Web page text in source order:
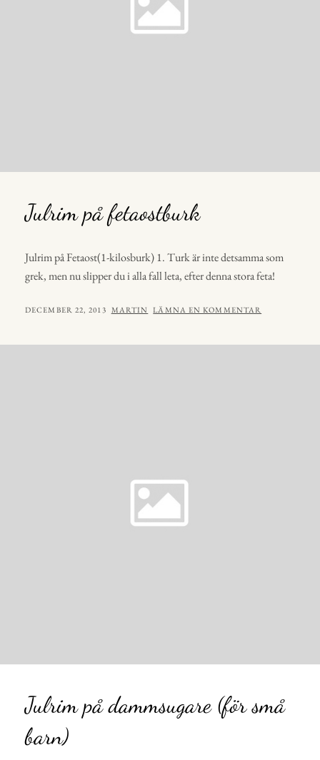
Julrim på fetaostburk
Julrim på Fetaost(1-kilosburk) 1. Turk är inte detsamma som
grek, men nu slipper du i alla fall leta, efter denna stora feta!
PUBLICERAT
DECEMBER 22, 2013 AV
MARTIN LÄMNA EN KOMMENTAR
Julrim på dammsugare (för små
barn)